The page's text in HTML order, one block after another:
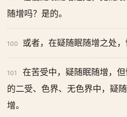
随增吗？是的。
100 或者，在疑随眠随增之处，
101
在苦受中，疑随眠随增，
的二受、色界、无色界中，疑
增。